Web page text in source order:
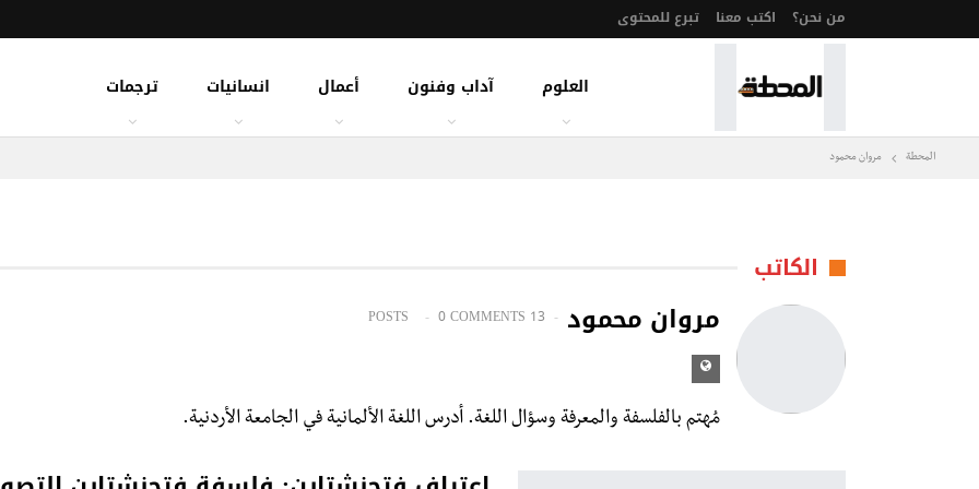
من نحن؟ اكتب معنا تبرع للمحتوى
العلوم آداب وفنون أعمال انسانيات ترجمات
المحطة مروان محمود
الكاتب
مروان محمود 13 POSTS
0 COMMENTS
مُهتم بالفلسفة والمعرفة وسؤال اللغة. أدرس اللغة الألمانية في الجامعة الأردنية.